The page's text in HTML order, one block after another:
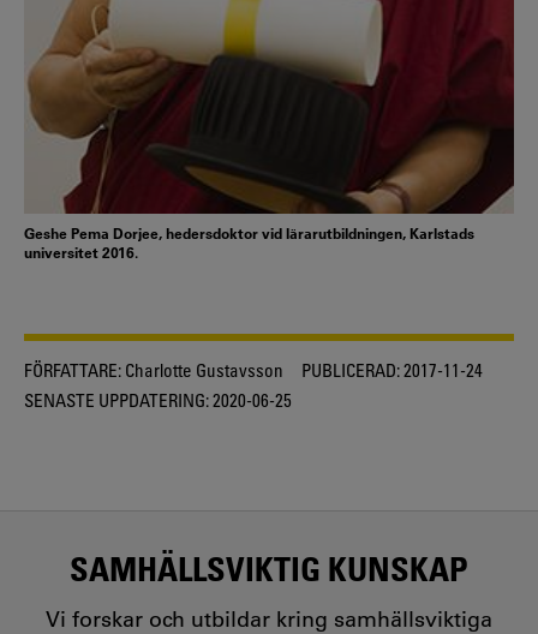
Geshe Pema Dorjee, hedersdoktor vid lärarutbildningen, Karlstads
universitet 2016.
FÖRFATTARE: Charlotte Gustavsson PUBLICERAD:2017-11-24
SENASTE UPPDATERING:2020-06-25
SAMHÄLLSVIKTIG KUNSKAP
Vi forskar och utbildar kring samhällsviktiga